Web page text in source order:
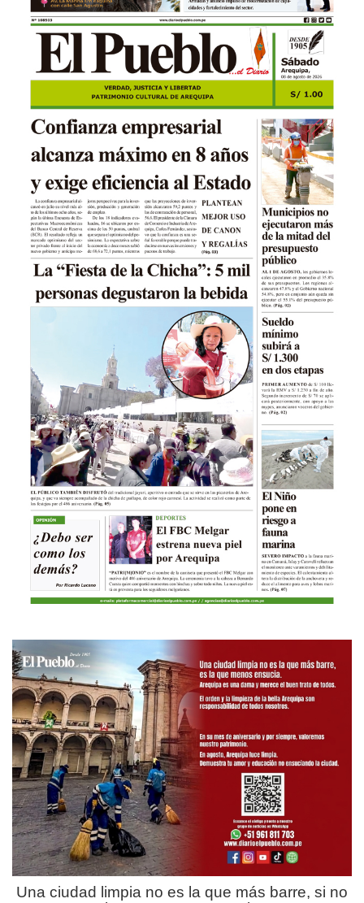
Una ciudad limpia no es la que más barre, si no